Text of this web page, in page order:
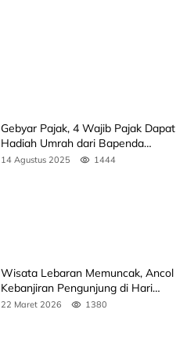
Gebyar Pajak, 4 Wajib Pajak Dapat
Hadiah Umrah dari Bapenda
Sumbar
14 Agustus 2025 1444
Wisata Lebaran Memuncak, Ancol
Kebanjiran Pengunjung di Hari
Kedua
22 Maret 2026 1380